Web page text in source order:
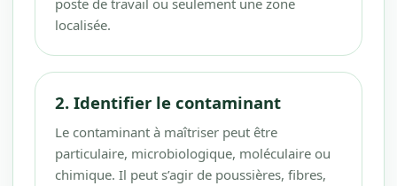
poste de travail ou seulement une zone
localisée.
2. Identifier le contaminant
Le contaminant à maîtriser peut être
particulaire, microbiologique, moléculaire ou
chimique. Il peut s’agir de poussières, fibres,